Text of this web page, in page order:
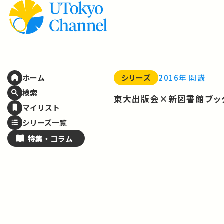
ホーム
検索
マイリスト
シリーズ一覧
特集・ コラム
シリーズ 2016年 開講
東大出版会×新図書館ブッ